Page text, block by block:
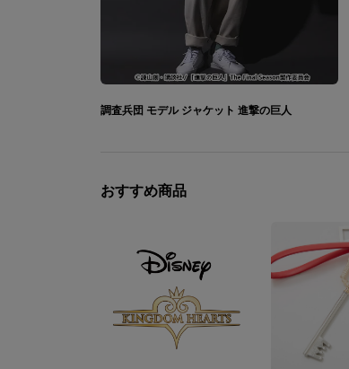
調査兵団 モデル ジャケット 進撃の巨人
おすすめ商品